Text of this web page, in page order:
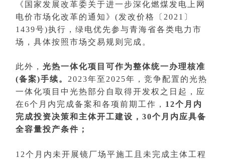
《国家发展改革委关于进一步深化燃煤发电上网
电价市场化改革的通知》(发改价格〔2021〕
1439号)执行，绿电优先参与青海省各类电力市
场，具体按照市场交易规则完成。
此外， 光热一体化项目可作为整体统一办理核准
(备案)手续。 2023年至2025年，竞争配置的光热
一体化项目中光热部分自取得开发权之日起，应
在6个月内完成备案和各项前期工作， 12个月内
完成投资决策和主体开工建设，30个月内应具备
全容量投产条件；
12个月内未开展镜厂场平施工且未完成主体工程